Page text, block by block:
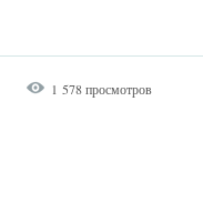
1 578 просмотров